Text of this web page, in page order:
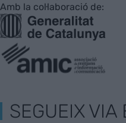
Amb la col·laboració de:
SEGUEIX VIA